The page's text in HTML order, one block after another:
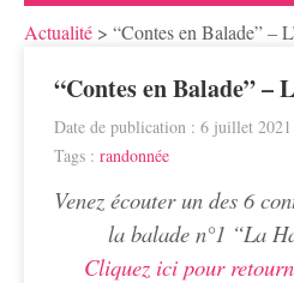
Actualité > “Contes en Balade” –
“Contes en Balade” –
Date de publication : 6 juillet 2021
Tags : randonnée
Venez écouter un des 6
la balade n°1 “La
Cliquez ici pour